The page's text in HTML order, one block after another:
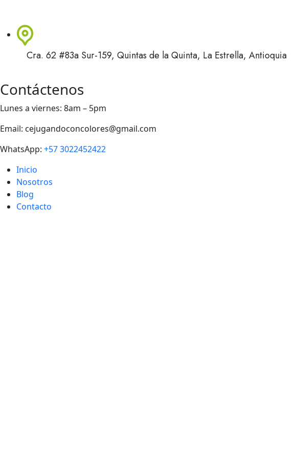
Cra. 62 #83a Sur-159, Quintas de la Quinta, La Estrella, Antioquia
Contáctenos
Lunes a viernes: 8am – 5pm
Email: cejugandoconcolores@gmail.com
WhatsApp: +57 3022452422
Inicio
Nosotros
Blog
Contacto